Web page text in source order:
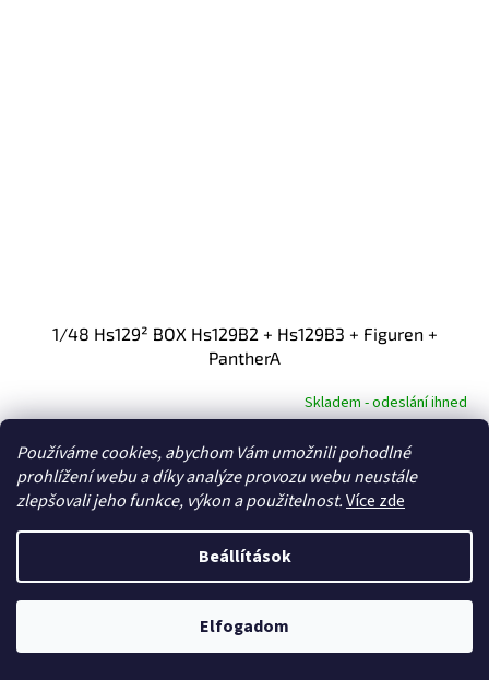
Používáme cookies, abychom Vám umožnili pohodlné
prohlížení webu a díky analýze provozu webu neustále
zlepšovali jeho funkce, výkon a použitelnost.Více zde
Beállítások
Elfogadom
1/48 Hs129² BOX Hs129B2 + Hs129B3 + Figuren +
PantherA
Skladem - odeslání ihned
76,14 € Kosárba
Nižší cena po přihlášení. Pravděpodobná dostupnost říjen / listopad
2024.